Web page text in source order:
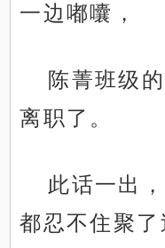
一边嘟囔，
陈菁班级
离职了。
此话一出
都忍不住聚